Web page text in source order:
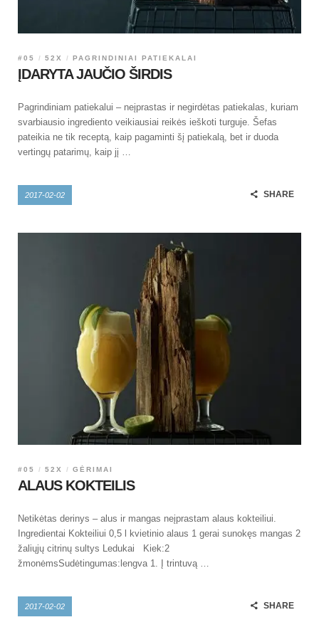
#05 52X PAGRINDINIAI PATIEKALAI
ĮDARYTA JAUČIO ŠIRDIS
Pagrindiniam patiekalui – neįprastas ir negirdėtas patiekalas, kuriam
svarbiausio ingrediento veikiausiai reikės ieškoti turguje. Šefas
pateikia ne tik receptą, kaip pagaminti šį patiekalą, bet ir duoda
vertingų patarimų, kaip jį …
2017-02-02 SHARE
#05 52X GĖRIMAI
ALAUS KOKTEILIS
Netikėtas derinys – alus ir mangas neįprastam alaus kokteiliui.
Ingredientai Kokteiliui 0,5 l kvietinio alaus 1 gerai sunokęs mangas 2
žaliųjų citrinų sultys Ledukai Kiek:2
žmonėmsSudėtingumas:lengva 1. Į trintuvą …
2017-02-02 SHARE